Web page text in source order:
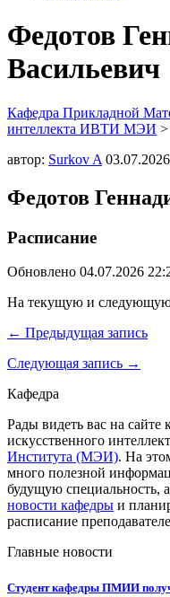
Федотов
Васильевич
Кафедра Прикладной
интеллекта ИВТИ МЭИ >
автор: Surkov A 03.07.2026
Федотов
Расписание
Обновлено 04.07.2026
На текущую и следующую
← Предыдущая запись
Следующая запись →
Кафедра
Рады видеть вас на
искусственного
Института (МЭИ). На
много полезной
будущую специальность,
новости кафедры и
расписание
Главные новости
Студент кафедры ПМИИ